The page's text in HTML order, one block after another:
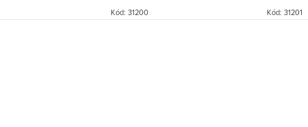
Kód: 31200 Kód: 31201